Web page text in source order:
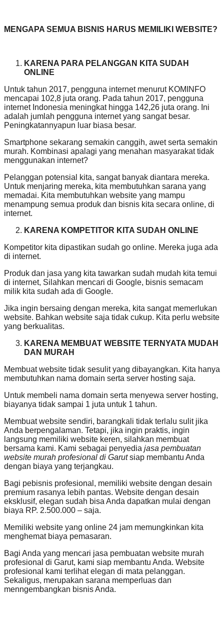
MENGAPA SEMUA BISNIS HARUS MEMILIKI WEBSITE?
KARENA PARA PELANGGAN KITA SUDAH
ONLINE
Untuk tahun 2017, pengguna internet menurut KOMINFO
mencapai 102,8 juta orang. Pada tahun 2017, pengguna
internet Indonesia meningkat hingga 142,26 juta orang. Ini
adalah jumlah pengguna internet yang sangat besar.
Peningkatannyapun luar biasa besar.
Smartphone sekarang semakin canggih, awet serta semakin
murah. Kombinasi apalagi yang menahan masyarakat tidak
menggunakan internet?
Pelanggan potensial kita, sangat banyak diantara mereka.
Untuk menjaring mereka, kita membutuhkan sarana yang
memadai. Kita membutuhkan website yang mampu
menampung semua produk dan bisnis kita secara online, di
internet.
KARENA KOMPETITOR KITA SUDAH ONLINE
Kompetitor kita dipastikan sudah go online. Mereka juga ada
di internet.
Produk dan jasa yang kita tawarkan sudah mudah kita temui
di internet, Silahkan mencari di Google, bisnis semacam
milik kita sudah ada di Google.
Jika ingin bersaing dengan mereka, kita sangat memerlukan
website. Bahkan website saja tidak cukup. Kita perlu website
yang berkualitas.
KARENA MEMBUAT WEBSITE TERNYATA MUDAH
DAN MURAH
Membuat website tidak sesulit yang dibayangkan. Kita hanya
membutuhkan nama domain serta server hosting saja.
Untuk membeli nama domain serta menyewa server hosting,
biayanya tidak sampai 1 juta untuk 1 tahun.
Membuat website sendiri, barangkali tidak terlalu sulit jika
Anda berpengalaman. Tetapi, jika ingin praktis, ingin
langsung memiliki website keren, silahkan membuat
bersama kami. Kami sebagai penyedia jasa pembuatan
website murah profesional di Garutsiap membantu Anda
dengan biaya yang terjangkau.
Bagi pebisnis profesional, memiliki website dengan desain
premium rasanya lebih pantas. Website dengan desain
eksklusif, elegan sudah bisa Anda dapatkan mulai dengan
biaya RP. 2.500.000 – saja.
Memiliki website yang online 24 jam memungkinkan kita
menghemat biaya pemasaran.
Bagi Anda yang mencari jasa pembuatan website murah
profesional di Garut, kami siap membantu Anda. Website
profesional kami terlihat elegan di mata pelanggan.
Sekaligus, merupakan sarana memperluas dan
menngembangkan bisnis Anda.